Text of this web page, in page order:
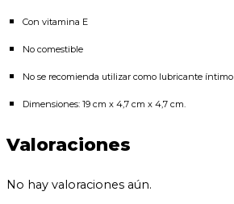
Con vitamina E
No comestible
No se recomienda utilizar como lubricante íntimo
Dimensiones: 19 cm x 4,7 cm x 4,7 cm.
Valoraciones
No hay valoraciones aún.